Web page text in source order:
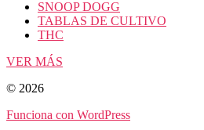
SNOOP DOGG
TABLAS DE CULTIVO
THC
VER MÁS
© 2026
Funciona con WordPress